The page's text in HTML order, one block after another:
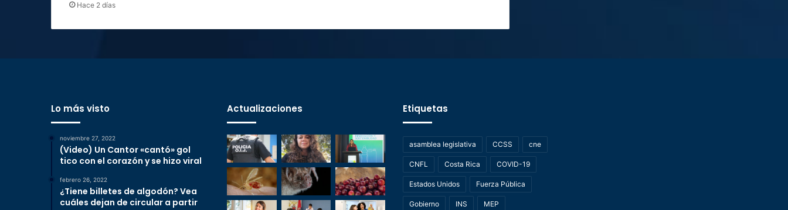
Hace 2 días
Lo más visto
noviembre 27, 2022
(Video) Un Cantor «cantó» gol
tico con el corazón y se hizo viral
febrero 26, 2022
¿Tiene billetes de algodón? Vea
cuáles dejan de circular a partir
Actualizaciones Etiquetas
asamblea legislativa CCSS cne
CNFL Costa Rica COVID-19
Estados Unidos Fuerza Pública
Gobierno INS MEP